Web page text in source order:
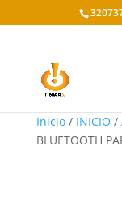
Inicio/ INICIO /
BLUETOOTH